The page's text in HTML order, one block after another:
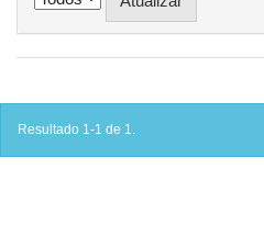
Resultado 1-1 de 1.